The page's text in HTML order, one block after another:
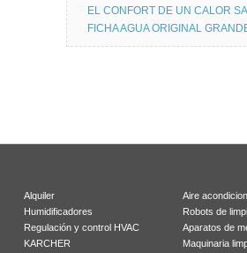
EL CONFORT DE UN CALOR
FICHA AGUA ORIGINAL
Alquiler
Aire
Humidificadores
Robots de
Regulación y control HVAC
Aparatos de
KARCHER
Maquinaria